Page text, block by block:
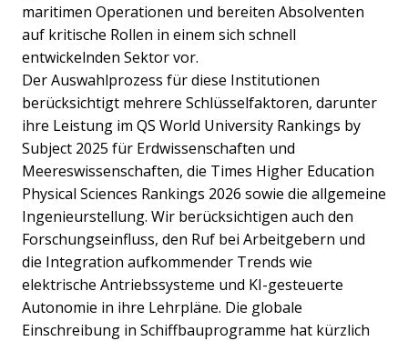
maritimen Operationen und bereiten Absolventen
auf kritische Rollen in einem sich schnell
entwickelnden Sektor vor.
Der Auswahlprozess für diese Institutionen
berücksichtigt mehrere Schlüsselfaktoren, darunter
ihre Leistung im QS World University Rankings by
Subject 2025 für Erdwissenschaften und
Meereswissenschaften, die Times Higher Education
Physical Sciences Rankings 2026 sowie die allgemeine
Ingenieurstellung. Wir berücksichtigen auch den
Forschungseinfluss, den Ruf bei Arbeitgebern und
die Integration aufkommender Trends wie
elektrische Antriebssysteme und KI-gesteuerte
Autonomie in ihre Lehrpläne. Die globale
Einschreibung in Schiffbauprogramme hat kürzlich